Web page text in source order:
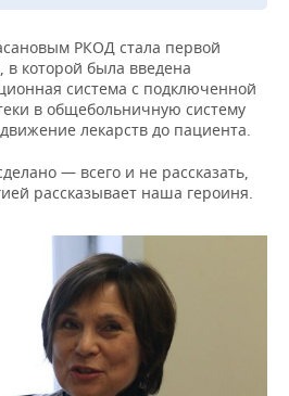
РКОД стала первой
в которой была введена
система с подключенной
в общебольничную систему
лекарств до пациента.
— всего и не рассказать,
рассказывает наша героиня.